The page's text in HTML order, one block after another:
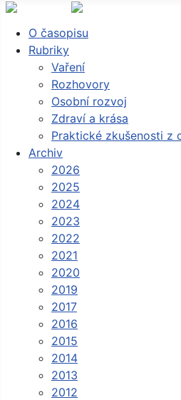
O časopisu
Rubriky
Vaření
Rozhovory
Osobní rozvoj
Zdraví a krása
Praktické zkušenosti z
Archiv
2026
2025
2024
2023
2022
2021
2020
2019
2017
2016
2015
2014
2013
2012